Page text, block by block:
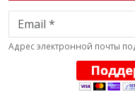
Email
Адрес электронной почты